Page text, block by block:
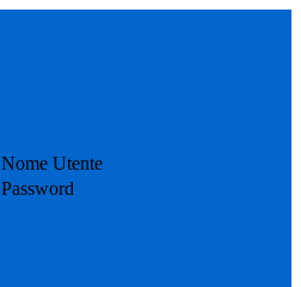
Nome Utente
Password